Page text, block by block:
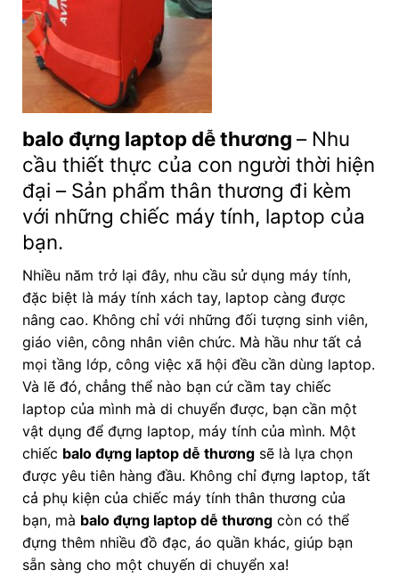
balo đựng laptop dễ thương – Nhu
cầu thiết thực của con người thời hiện
đại – Sản phẩm thân thương đi kèm
với những chiếc máy tính, laptop của
bạn.
Nhiều năm trở lại đây, nhu cầu sử dụng máy tính,
đặc biệt là máy tính xách tay, laptop càng được
nâng cao. Không chỉ với những đối tượng sinh viên,
giáo viên, công nhân viên chức. Mà hầu như tất cả
mọi tầng lớp, công việc xã hội đều cần dùng laptop.
Và lẽ đó, chẳng thể nào bạn cứ cầm tay chiếc
laptop của mình mà di chuyển được, bạn cần một
vật dụng để đựng laptop, máy tính của mình. Một
chiếc balo đựng laptop dễ thươngsẽ là lựa chọn
được yêu tiên hàng đầu. Không chỉ đựng laptop, tất
cả phụ kiện của chiếc máy tính thân thương của
bạn, mà balo đựng laptop dễ thươngcòn có thể
đựng thêm nhiều đồ đạc, áo quần khác, giúp bạn
sẵn sàng cho một chuyến di chuyển xa!